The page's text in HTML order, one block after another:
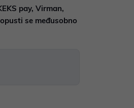
pay, Virman,
se međusobno